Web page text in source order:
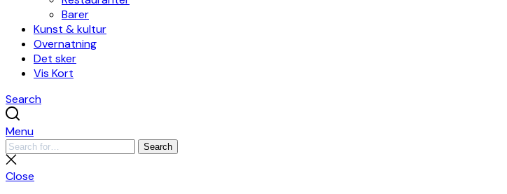
Barer
Kunst & kultur
Overnatning
Det sker
Vis Kort
Search
Menu
Search
for:
Search
Close
search
Close